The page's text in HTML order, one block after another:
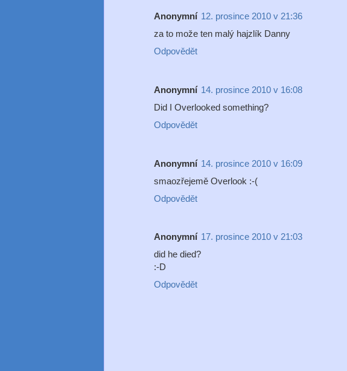
Anonymní 12. prosince 2010 v 21:36
za to može ten malý hajzlík Danny
Odpovědět
Anonymní 14. prosince 2010 v 16:08
Did I Overlooked something?
Odpovědět
Anonymní 14. prosince 2010 v 16:09
smaozřejemě Overlook :-(
Odpovědět
Anonymní 17. prosince 2010 v 21:03
did he died?
:-D
Odpovědět